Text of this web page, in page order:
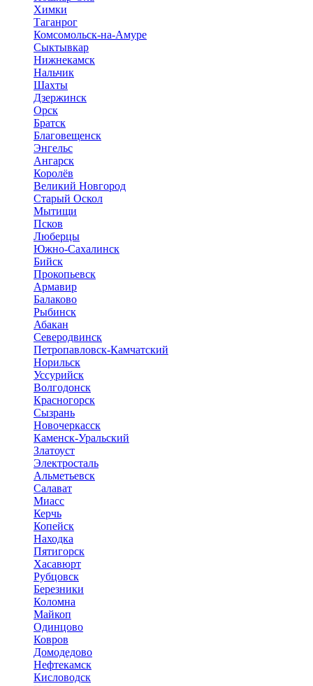
Химки
Таганрог
Комсомольск-на-Амуре
Сыктывкар
Нижнекамск
Нальчик
Шахты
Дзержинск
Орск
Братск
Благовещенск
Энгельс
Ангарск
Королёв
Великий Новгород
Старый Оскол
Мытищи
Псков
Люберцы
Южно-Сахалинск
Бийск
Прокопьевск
Армавир
Балаково
Рыбинск
Абакан
Северодвинск
Петропавловск-Камчатский
Норильск
Уссурийск
Волгодонск
Красногорск
Сызрань
Новочеркасск
Каменск-Уральский
Златоуст
Электросталь
Альметьевск
Салават
Миасс
Керчь
Копейск
Находка
Пятигорск
Хасавюрт
Рубцовск
Березники
Коломна
Майкоп
Одинцово
Ковров
Домодедово
Нефтекамск
Кисловодск